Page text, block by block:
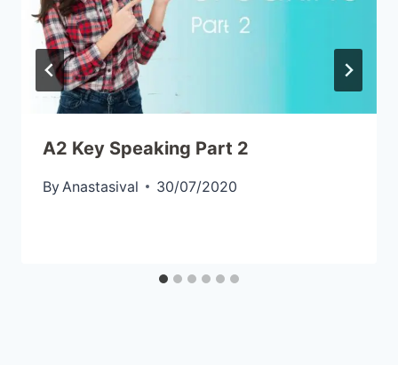
A2 Key Speaking Part 2
By Anastasival 30/07/2020